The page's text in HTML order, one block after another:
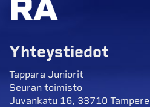
Yhteystiedot
Tappara Juniorit
Seuran toimisto
Juvankatu 16, 33710 Tampere